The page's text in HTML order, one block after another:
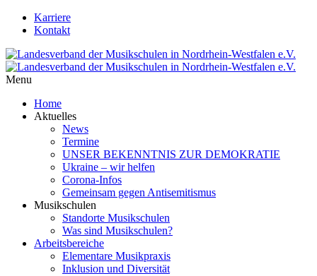
Karriere
Kontakt
Menu
Home
Aktuelles
News
Termine
UNSER BEKENNTNIS ZUR DEMOKRATIE
Ukraine – wir helfen
Corona-Infos
Gemeinsam gegen Antisemitismus
Musikschulen
Standorte Musikschulen
Was sind Musikschulen?
Arbeitsbereiche
Elementare Musikpraxis
Inklusion und Diversität